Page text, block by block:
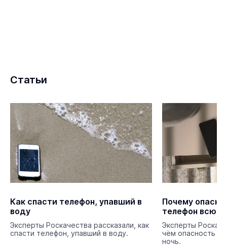
Статьи
Как спасти телефон, упавший в
воду
Эксперты Роскачества рассказали, как
спасти телефон, упавший в воду.
Почему
телефон всю
Эксперты
чём опасность
ночь.